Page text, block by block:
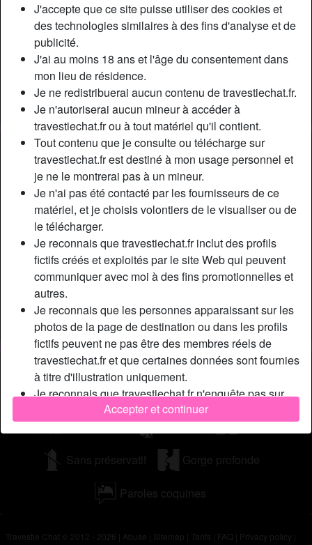
J'accepte que ce site puisse utiliser des cookies et
des technologies similaires à des fins d'analyse et de
publicité.
J'ai au moins 18 ans et l'âge du consentement dans
mon lieu de résidence.
Je ne redistribuerai aucun contenu de travestiechat.fr.
Je n'autoriserai aucun mineur à accéder à
travestiechat.fr ou à tout matériel qu'il contient.
Tout contenu que je consulte ou télécharge sur
travestiechat.fr est destiné à mon usage personnel et
je ne le montrerai pas à un mineur.
Je n'ai pas été contacté par les fournisseurs de ce
matériel, et je choisis volontiers de le visualiser ou de
le télécharger.
Je reconnais que travestiechat.fr inclut des profils
fictifs créés et exploités par le site Web qui peuvent
communiquer avec moi à des fins promotionnelles et
autres.
Je reconnais que les personnes apparaissant sur les
photos de la page de destination ou dans les profils
fictifs peuvent ne pas être des membres réels de
travestiechat.fr et que certaines données sont fournies
à titre d'illustration uniquement.
Je reconnais que travestiechat.fr n'enquête pas sur
les antécédents de ses membres et que le site Web
ne tente pas autrement de vérifier l'exactitude des
Accepter et continuer
Département:
Lot-et-Garonne
Sexe:
Transexuelle
Sexualité:
Relation:
Couleur des cheveux:
Blonde
Épilé(e):
Oui
Description
Je suis ici pour trouver un homme débutant ou peu
expérimenté avec les demoiselles comme moi (Trans) afin
de le dépuceler et par le fait même l’initier aux joies du
sexe !!! Je suis douce et très sensuelle, je suis certaine que
cette première fois sera marqué à jamais dans ton esprit
par la suite, de manière positive :) Je te dis donc à très
bientôt et je me tarde de lire ta réponse ! JulieAnne xx
Cherche
Homme, Hétéro, Bisexuel(le), Asiatique
Tags
Massage Fellation Oral
Romantique Branlette Anal
Sans préservatif Gorge profonde
Paroles coquines
Travestie Chat © 2012 - 2026 Abuse Sitemap Tarifs FAQ Privacy policy